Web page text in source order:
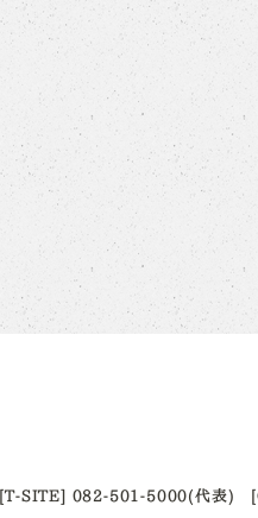
[T-SITE] 082-501-5000(代表)